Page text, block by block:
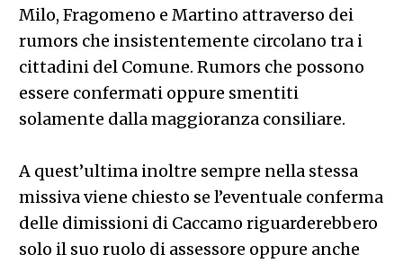
Milo, Fragomeno e Martino attraverso dei
rumors che insistentemente circolano tra i
cittadini del Comune. Rumors che possono
essere confermati oppure smentiti
solamente dalla maggioranza consiliare.
A quest’ultima inoltre sempre nella stessa
missiva viene chiesto se l’eventuale conferma
delle dimissioni di Caccamo riguarderebbero
solo il suo ruolo di assessore oppure anche